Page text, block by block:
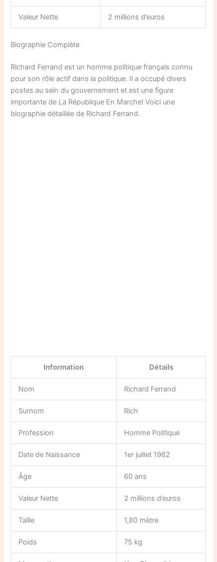
Valeur Nette 2 millions d’euros
Biographie Complète
Richard Ferrand est un homme politique français connu
pour son rôle actif dans la politique. Il a occupé divers
postes au sein du gouvernement et est une figure
importante de La République En Marche! Voici une
biographie détaillée de Richard Ferrand.
Information Détails
Nom Richard Ferrand
Surnom Rich
Profession Homme Politique
Date de Naissance 1er juillet 1962
Âge 60 ans
Valeur Nette 2 millions d’euros
Taille 1,80 mètre
Poids 75 kg